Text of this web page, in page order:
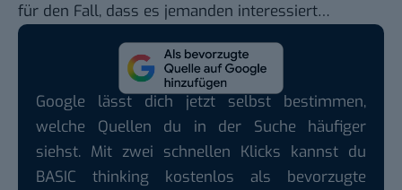
für den Fall, dass es jemanden interessiert…
Google lässt dich jetzt selbst bestimmen,
welche Quellen du in der Suche häufiger
siehst. Mit zwei schnellen Klicks kannst du
BASIC thinking kostenlos als bevorzugte